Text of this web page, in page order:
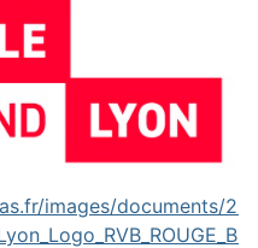
images/documents/